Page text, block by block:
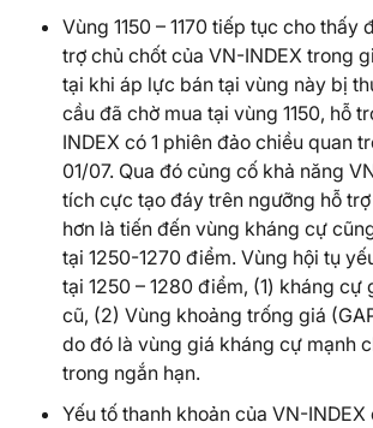
Vùng 1150 – 1170 tiếp tục cho thấy
trợ chủ chốt của VN-INDEX trong
tại khi áp lực bán tại vùng này bị
cầu đã chờ mua tại vùng 1150, hỗ
INDEX có 1 phiên đảo chiều quan
01/07. Qua đó củng cố khả năng
tích cực tạo đáy trên ngưỡng hỗ trợ
hơn là tiến đến vùng kháng cự
tại 1250-1270 điểm. Vùng hội tụ
tại 1250 – 1280 điểm, (1) kháng cự
cũ, (2) Vùng khoảng trống giá
do đó là vùng giá kháng cự mạnh
trong ngắn hạn.
Yếu tố thanh khoản của VN-